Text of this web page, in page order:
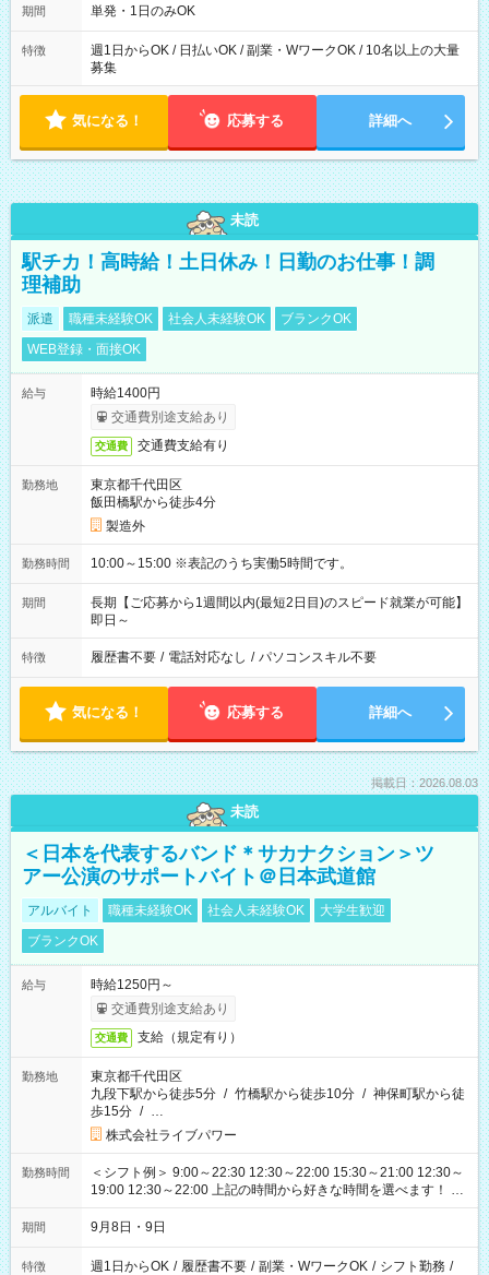
期間 単発・1日のみOK
特徴
週1日からOK / 日払いOK / 副業・WワークOK / 10名以上の大量
募集
気になる！ 応募する 詳細へ
未読
駅チカ！高時給！土日休み！日勤のお仕事！調
理補助
派遣 職種未経験OK 社会人未経験OK
ブランクOK
WEB登録・面接OK
給与
時給1400円
交通費別途支給あり
交通費 交通費支給有り
勤務地
東京都千代田区
飯田橋駅から徒歩4分
製造外
勤務時間 10:00～15:00 ※表記のうち実働5時間です。
期間
長期【ご応募から1週間以内(最短2日目)のスピード就業が可能】
即日～
特徴 履歴書不要 / 電話対応なし / パソコンスキル不要
気になる！ 応募する 詳細へ
掲載日：2026.08.03
未読
＜日本を代表するバンド＊サカナクション＞ツ
アー公演のサポートバイト＠日本武道館
アルバイト 職種未経験OK 社会人未経験OK
大学生歓迎
ブランクOK
給与
時給1250円～
交通費別途支給あり
交通費 支給（規定有り）
勤務地
東京都千代田区
九段下駅から徒歩5分 / 竹橋駅から徒歩10分 / 神保町駅から徒
歩15分 / …
株式会社ライブパワー
勤務時間
＜シフト例＞ 9:00～22:30 12:30～22:00 15:30～21:00 12:30～
19:00 12:30～22:00 上記の時間から好きな時間を選べます！ ※
時間は変更となる可能性があります
期間 9月8日・9日
特徴 週1日からOK / 履歴書不要 / 副業・WワークOK / シフト勤務 /